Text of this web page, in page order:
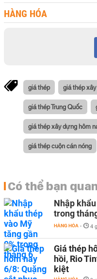
HÀNG HÓA
giá thép giá thép
giá thép Trung Quốc
giá thép xây dựng hôm
giá thép cuộn cán nóng
Có thể bạn
Nhập
trong
HÀNG HÓA - 4
Giá thép
hồi, Rio
kiệt